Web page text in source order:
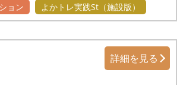
ョン よかトレ実践St（施設版）
詳細を見る